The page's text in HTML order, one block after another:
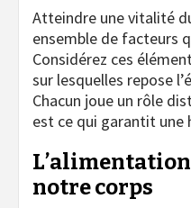
Atteindre une vitalité
ensemble de facteurs
Considérez ces
sur lesquelles repose
Chacun joue un rôle
est ce qui garantit une
notre corps